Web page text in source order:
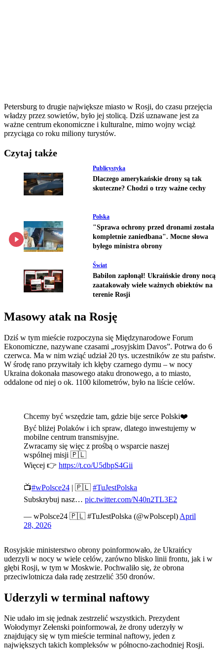
Petersburg to drugie największe miasto w Rosji, do czasu przejęcia
władzy przez sowietów, było jej stolicą. Dziś uznawane jest za
ważne centrum ekonomiczne i kulturalne, mimo wojny wciąż
przyciąga co roku miliony turystów.
Czytaj także
Publicystyka
Dlaczego amerykańskie drony są tak
skuteczne? Chodzi o trzy ważne cechy
Polska
"Sprawa ochrony przed dronami została
kompletnie zaniedbana". Mocne słowa
byłego ministra obrony
Świat
Babilon zapłonął! Ukraińskie drony nocą
zaatakowały wiele ważnych obiektów na
terenie Rosji
Masowy atak na Rosję
Dziś w tym mieście rozpoczyna się Międzynarodowe Forum
Ekonomiczne, nazywane czasami „rosyjskim Davos”. Potrwa do 6
czerwca. Ma w nim wziąć udział 20 tys. uczestników ze stu państw.
W środę rano przywitały ich kłęby czarnego dymu – w nocy
Ukraina dokonała masowego ataku dronowego, a to miasto,
oddalone od niej o ok. 1100 kilometrów, było na liście celów.
Chcemy być wszędzie tam, gdzie bije serce Polski❤️
Być bliżej Polaków i ich spraw, dlatego inwestujemy w
mobilne centrum transmisyjne.
Zwracamy się więc z prośbą o wsparcie naszej
wspólnej misji 🇵🇱
Więcej 👉 https://t.co/U5dbpS4Gii
📺#wPolsce24 | 🇵🇱 #TuJestPolska
Subskrybuj nasz… pic.twitter.com/N40n2TL3E2
— wPolsce24 🇵🇱 #TuJestPolska (@wPolscepl) April
28, 2026
Rosyjskie ministerstwo obrony poinformowało, że Ukraińcy
uderzyli w nocy w wiele celów, zarówno blisko linii frontu, jak i w
głębi Rosji, w tym w Moskwie. Pochwaliło się, że obrona
przeciwlotnicza dała radę zestrzelić 350 dronów.
Uderzyli w terminal naftowy
Nie udało im się jednak zestrzelić wszystkich. Prezydent
Wołodymyr Zełenski poinformował, że drony uderzyły w
znajdujący się w tym mieście terminal naftowy, jeden z
największych takich kompleksów w północno-zachodniej Rosji.